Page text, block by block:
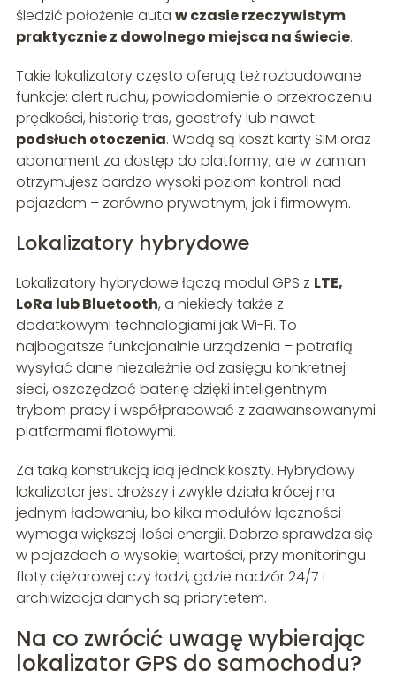
śledzić położenie auta w czasie rzeczywistym
praktycznie z dowolnego miejsca na świecie.
Takie lokalizatory często oferują też rozbudowane
funkcje: alert ruchu, powiadomienie o przekroczeniu
prędkości, historię tras, geostrefy lub nawet
podsłuch otoczenia. Wadą są koszt karty SIM oraz
abonament za dostęp do platformy, ale w zamian
otrzymujesz bardzo wysoki poziom kontroli nad
pojazdem – zarówno prywatnym, jak i firmowym.
Lokalizatory hybrydowe
Lokalizatory hybrydowe łączą modul GPS z LTE,
LoRa lub Bluetooth, a niekiedy także z
dodatkowymi technologiami jak Wi-Fi. To
najbogatsze funkcjonalnie urządzenia – potrafią
wysyłać dane niezależnie od zasięgu konkretnej
sieci, oszczędzać baterię dzięki inteligentnym
trybom pracy i współpracować z zaawansowanymi
platformami flotowymi.
Za taką konstrukcją idą jednak koszty. Hybrydowy
lokalizator jest droższy i zwykle działa krócej na
jednym ładowaniu, bo kilka modułów łączności
wymaga większej ilości energii. Dobrze sprawdza się
w pojazdach o wysokiej wartości, przy monitoringu
floty ciężarowej czy łodzi, gdzie nadzór 24/7 i
archiwizacja danych są priorytetem.
Na co zwrócić uwagę wybierając
lokalizator GPS do samochodu?